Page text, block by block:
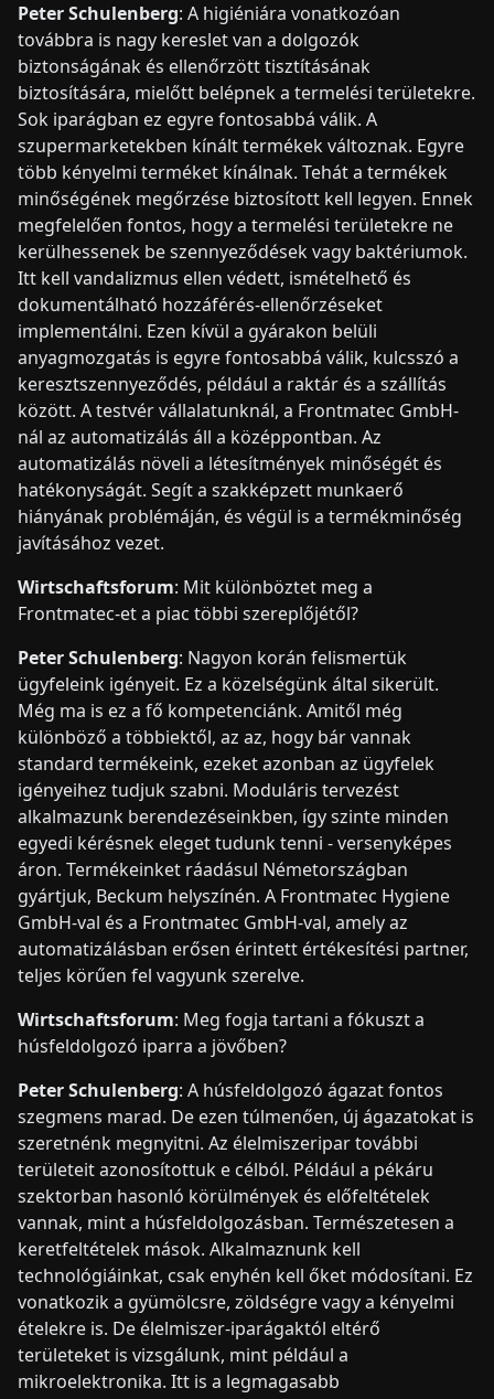
Peter Schulenberg: A higiéniára vonatkozóan
továbbra is nagy kereslet van a dolgozók
biztonságának és ellenőrzött tisztításának
biztosítására, mielőtt belépnek a termelési területekre.
Sok iparágban ez egyre fontosabbá válik. A
szupermarketekben kínált termékek változnak. Egyre
több kényelmi terméket kínálnak. Tehát a termékek
minőségének megőrzése biztosított kell legyen. Ennek
megfelelően fontos, hogy a termelési területekre ne
kerülhessenek be szennyeződések vagy baktériumok.
Itt kell vandalizmus ellen védett, ismételhető és
dokumentálható hozzáférés-ellenőrzéseket
implementálni. Ezen kívül a gyárakon belüli
anyagmozgatás is egyre fontosabbá válik, kulcsszó a
keresztszennyeződés, például a raktár és a szállítás
között. A testvér vállalatunknál, a Frontmatec GmbH-
nál az automatizálás áll a középpontban. Az
automatizálás növeli a létesítmények minőségét és
hatékonyságát. Segít a szakképzett munkaerő
hiányának problémáján, és végül is a termékminőség
javításához vezet.
Wirtschaftsforum: Mit különböztet meg a
Frontmatec-et a piac többi szereplőjétől?
Peter Schulenberg: Nagyon korán felismertük
ügyfeleink igényeit. Ez a közelségünk által sikerült.
Még ma is ez a fő kompetenciánk. Amitől még
különböző a többiektől, az az, hogy bár vannak
standard termékeink, ezeket azonban az ügyfelek
igényeihez tudjuk szabni. Moduláris tervezést
alkalmazunk berendezéseinkben, így szinte minden
egyedi kérésnek eleget tudunk tenni - versenyképes
áron. Termékeinket ráadásul Németországban
gyártjuk, Beckum helyszínén. A Frontmatec Hygiene
GmbH-val és a Frontmatec GmbH-val, amely az
automatizálásban erősen érintett értékesítési partner,
teljes körűen fel vagyunk szerelve.
Wirtschaftsforum: Meg fogja tartani a fókuszt a
húsfeldolgozó iparra a jövőben?
Peter Schulenberg: A húsfeldolgozó ágazat fontos
szegmens marad. De ezen túlmenően, új ágazatokat is
szeretnénk megnyitni. Az élelmiszeripar további
területeit azonosítottuk e célból. Például a pékáru
szektorban hasonló körülmények és előfeltételek
vannak, mint a húsfeldolgozásban. Természetesen a
keretfeltételek mások. Alkalmaznunk kell
technológiáinkat, csak enyhén kell őket módosítani. Ez
vonatkozik a gyümölcsre, zöldségre vagy a kényelmi
ételekre is. De élelmiszer-iparágaktól eltérő
területeket is vizsgálunk, mint például a
mikroelektronika. Itt is a legmagasabb